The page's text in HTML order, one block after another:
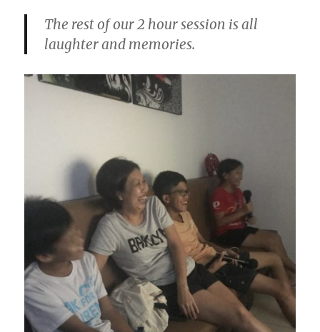
The rest of our 2 hour session is all
laughter and memories.